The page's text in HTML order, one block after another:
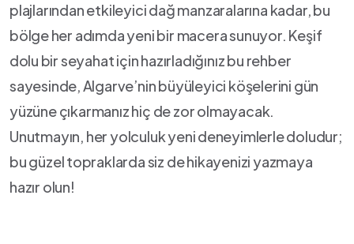
plajlarından etkileyici dağ manzaralarına kadar, bu
bölge⁤ her adımda yeni bir macera sunuyor. Keşif
⁤dolu⁣ bir seyahat için hazırladığınız ​bu rehber
sayesinde,⁢ Algarve’nin büyüleyici köşelerini gün⁢
yüzüne çıkarmanız hiç ‌de zor olmayacak.‌
Unutmayın,‌ her ‍yolculuk yeni⁤ deneyimlerle ‌doludur;
​bu güzel⁣ topraklarda siz​ de hikayenizi yazmaya‌
hazır olun!